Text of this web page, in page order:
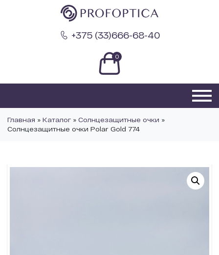
+375 (33)666-68-40
0
Главная » Каталог » Солнцезащитные очки »
Солнцезащитные очки Polar Gold 774